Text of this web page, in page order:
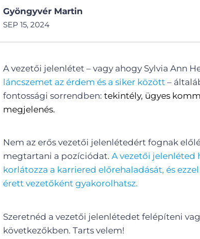
Gyöngyvér Martin
SEP 15, 2024
A vezetői jelenlétet – vagy ahogy Sylvia Ann
láncszemet az érdem és a siker között –
fontossági sorrendben: tekintély, ügyes
megjelenés.
Nem az erős vezetői jelenlétedért fognak
megtartani a pozíciódat. A vezetői jelenléted
korlátozza a karriered előrehaladását, és
érett vezetőként gyakorolhatsz.
Szeretnéd a vezetői jelenlétedet felépíteni
következőkben. Tarts velem!